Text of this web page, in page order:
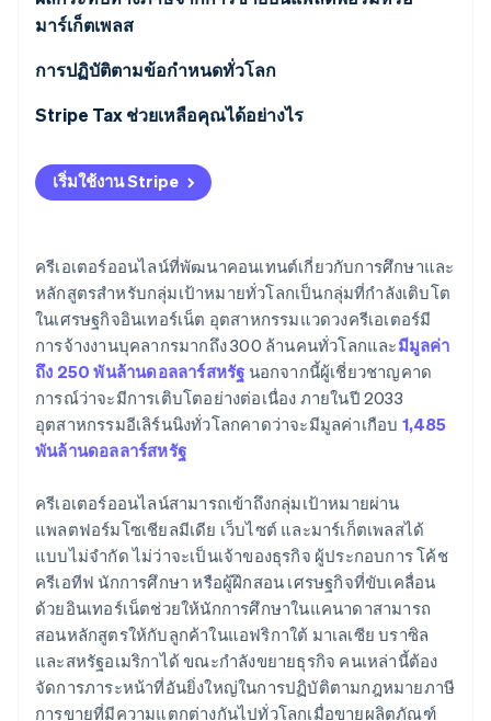
มาร์เก็ตเพลส
แคนาดา
สหรัฐอเมริกา
การปฏิบัติตามข้อกําหนดทั่วโลก
Stripe Tax ช่วยเหลือคุณได้อย่างไร
เริ่มใช้งาน Stripe
ครีเอเตอร์ออนไลน์ที่พัฒนาคอนเทนต์เกี่ยวกับการศึกษาและ
หลักสูตรสำหรับกลุ่มเป้าหมายทั่วโลกเป็นกลุ่มที่กำลังเติบโต
ในเศรษฐกิจอินเทอร์เน็ต อุตสาหกรรมแวดวงครีเอเตอร์มี
การจ้างงานบุคลากรมากถึง 300 ล้านคนทั่วโลกและมีมูลค่า
ถึง 250 พันล้านดอลลาร์สหรัฐ นอกจากนี้ผู้เชี่ยวชาญคาด
การณ์ว่าจะมีการเติบโตอย่างต่อเนื่อง ภายในปี 2033
อุตสาหกรรมอีเลิร์นนิงทั่วโลกคาดว่าจะมีมูลค่าเกือบ 1,485
พันล้านดอลลาร์สหรัฐ
ครีเอเตอร์ออนไลน์สามารถเข้าถึงกลุ่มเป้าหมายผ่าน
แพลตฟอร์มโซเชียลมีเดีย เว็บไซต์ และมาร์เก็ตเพลสได้
แบบไม่จํากัด ไม่ว่าจะเป็นเจ้าของธุรกิจ ผู้ประกอบการ โค้ช
ครีเอทีฟ นักการศึกษา หรือผู้ฝึกสอน เศรษฐกิจที่ขับเคลื่อน
ด้วยอินเทอร์เน็ตช่วยให้นักการศึกษาในแคนาดาสามารถ
สอนหลักสูตรให้กับลูกค้าในแอฟริกาใต้ มาเลเซีย บราซิล
และสหรัฐอเมริกาได้ ขณะกําลังขยายธุรกิจ คนเหล่านี้ต้อง
จัดการภาระหน้าที่อันยิ่งใหญ่ในการปฏิบัติตามกฎหมายภาษี
การขายที่มีความแตกต่างกันไปทั่วโลกเมื่อขายผลิตภัณฑ์